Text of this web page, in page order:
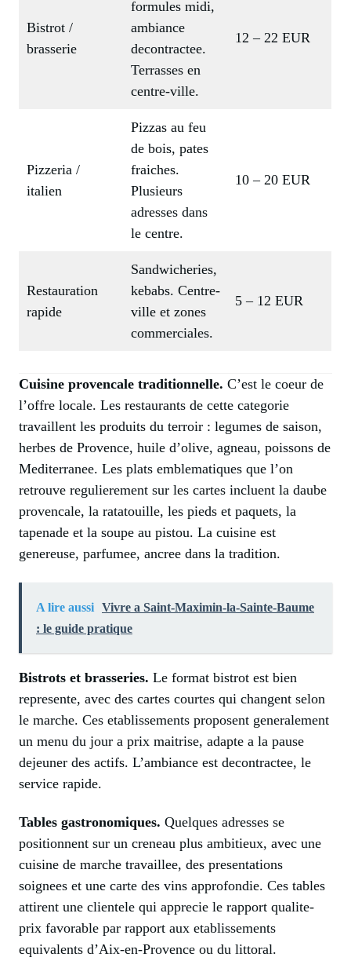
Bistrot /
brasserie
formules midi,
ambiance
decontractee.
Terrasses en
centre-ville.
12 – 22 EUR
Pizzeria /
italien
Pizzas au feu
de bois, pates
fraiches.
Plusieurs
adresses dans
le centre.
10 – 20 EUR
Restauration
rapide
Sandwicheries,
kebabs. Centre-
ville et zones
commerciales.
5 – 12 EUR
Cuisine provencale traditionnelle. C’est le coeur de
l’offre locale. Les restaurants de cette categorie
travaillent les produits du terroir : legumes de saison,
herbes de Provence, huile d’olive, agneau, poissons de
Mediterranee. Les plats emblematiques que l’on
retrouve regulierement sur les cartes incluent la daube
provencale, la ratatouille, les pieds et paquets, la
tapenade et la soupe au pistou. La cuisine est
genereuse, parfumee, ancree dans la tradition.
A lire aussi Vivre a Saint-Maximin-la-Sainte-Baume
: le guide pratique
Bistrots et brasseries. Le format bistrot est bien
represente, avec des cartes courtes qui changent selon
le marche. Ces etablissements proposent generalement
un menu du jour a prix maitrise, adapte a la pause
dejeuner des actifs. L’ambiance est decontractee, le
service rapide.
Tables gastronomiques. Quelques adresses se
positionnent sur un creneau plus ambitieux, avec une
cuisine de marche travaillee, des presentations
soignees et une carte des vins approfondie. Ces tables
attirent une clientele qui apprecie le rapport qualite-
prix favorable par rapport aux etablissements
equivalents d’Aix-en-Provence ou du littoral.